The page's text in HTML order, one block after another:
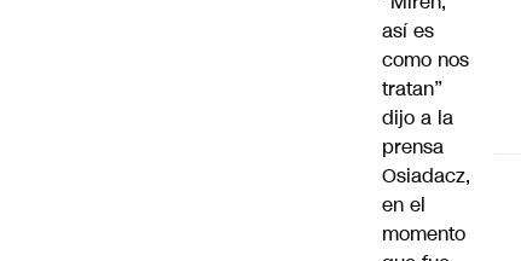
así es
como nos
tratan”
dijo a la
prensa
Osiadacz,
en el
momento